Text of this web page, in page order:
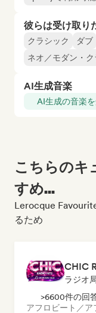
彼らは受け取り
クラシック ダブ
ネオ／モダン・ク
AI生成音楽
AI生成の音楽
こちらのキ
すめ...
Lerocque
るため
CHIC
ラジオ
>6600件の回
アフロビート／ア